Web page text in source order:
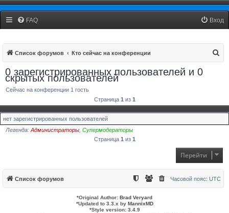
Рязанский Стоматологический Форум
FAQ Вход
Список форумов Кто сейчас на конференции
0 зарегистрированных пользователей и 0
скрытых пользователей
Сейчас на конференции 1 гость
Страница 1 из 1
нет зарегистрированных пользователей
Легенда: Администраторы Супермодераторы
Страница 1 из 1
Перейти
Список форумов Часовой пояс: UTC
*Original Author: Brad Veryard
*Updated to 3.3.x by MannixMD
*Style version: 3.4.9